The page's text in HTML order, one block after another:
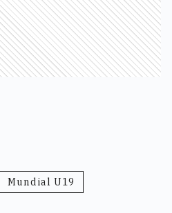
Mundial U19